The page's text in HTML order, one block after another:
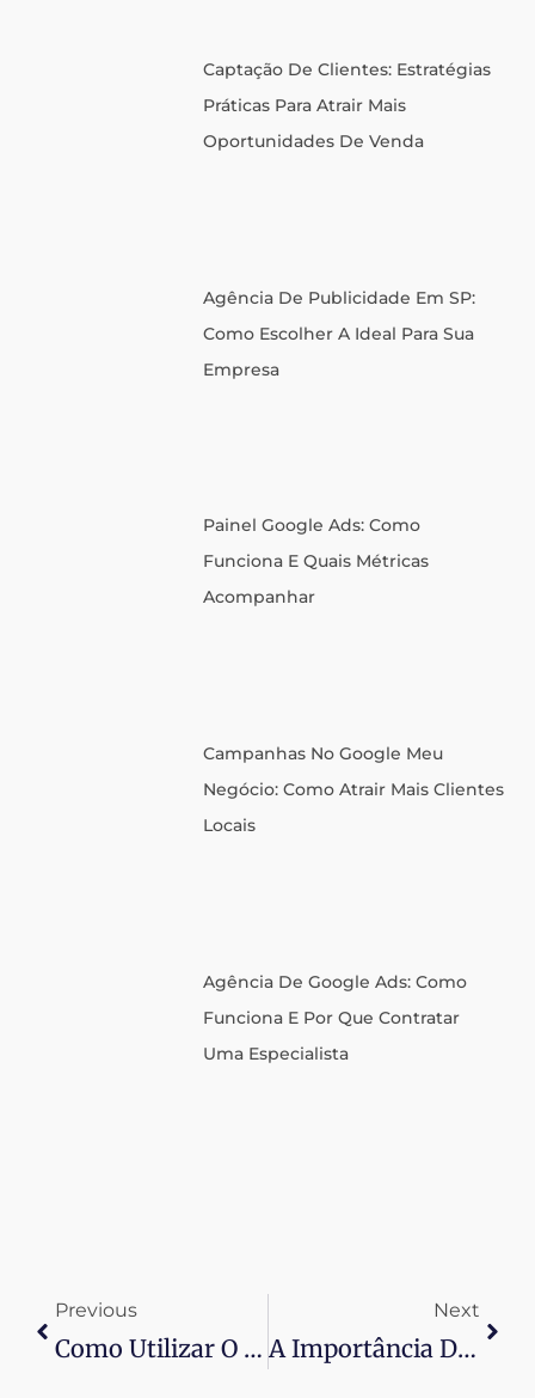
Captação De Clientes: Estratégias
Práticas Para Atrair Mais
Oportunidades De Venda
Agência De Publicidade Em SP:
Como Escolher A Ideal Para Sua
Empresa
Painel Google Ads: Como
Funciona E Quais Métricas
Acompanhar
Campanhas No Google Meu
Negócio: Como Atrair Mais Clientes
Locais
Agência De Google Ads: Como
Funciona E Por Que Contratar
Uma Especialista
Previous
Como Utilizar O Marketing De Dados Para Tomar Decisões Estratégicas
Next
A Importância Do Marketing De Voz Na Era Dos Assistentes Virtuais